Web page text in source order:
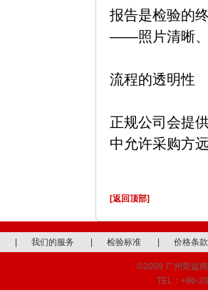
报告是检验的
——照片清晰、
流程的透明性
正规公司会提
中允许采购方
[返回顶部]
我们的服务 检验标准 价格条款
©2009 广州荣益
TEL：+86-